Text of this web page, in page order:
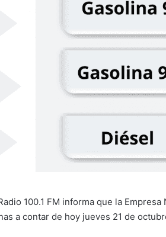
100.1 FM informa que la
a contar de hoy jueves 21 de